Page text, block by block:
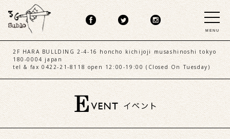
MENU
2F HARA BULLDING 2-4-16 honcho kichijoji musashinoshi tokyo
180-0004 japan
tel & fax 0422-21-8118 open 12:00-19:00 (Closed On Tuesday)